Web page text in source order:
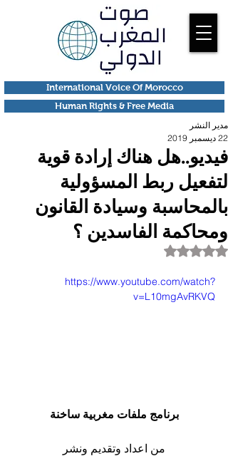
Human Rights & Free Media
International Voice Of Morocco
فيديو..هل هناك إرادة قوية
لتفعيل ربط المسؤولية
بالمحاسبة وسيادة القانون
ومحاكمة الفاسدين ؟
مدير النشر
22 ديسمبر 2019
تم التقييم بـ ليس رقمًا من أصل 5 نجوم.
https://www.youtube.com/watch?
v=L10mgAvRKVQ
برنامج ملفات مغربية ساخنة
من اعداد وتقديم ونشر